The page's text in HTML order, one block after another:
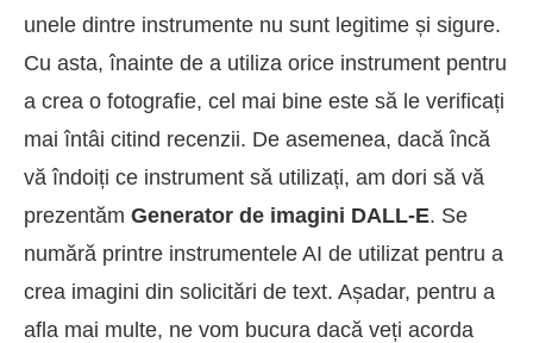
unele dintre instrumente nu sunt legitime și sigure.
Cu asta, înainte de a utiliza orice instrument pentru
a crea o fotografie, cel mai bine este să le verificați
mai întâi citind recenzii. De asemenea, dacă încă
vă îndoiți ce instrument să utilizați, am dori să vă
prezentăm Generator de imagini DALL-E. Se
numără printre instrumentele AI de utilizat pentru a
crea imagini din solicitări de text. Așadar, pentru a
afla mai multe, ne vom bucura dacă veți acorda